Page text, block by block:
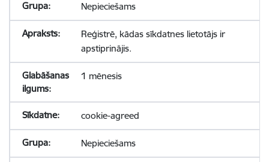
Nepieciešams
Reģistrē, kādas sīkdatnes lietotājs ir
apstiprinājis.
1 mēnesis
cookie-agreed
Nepieciešams